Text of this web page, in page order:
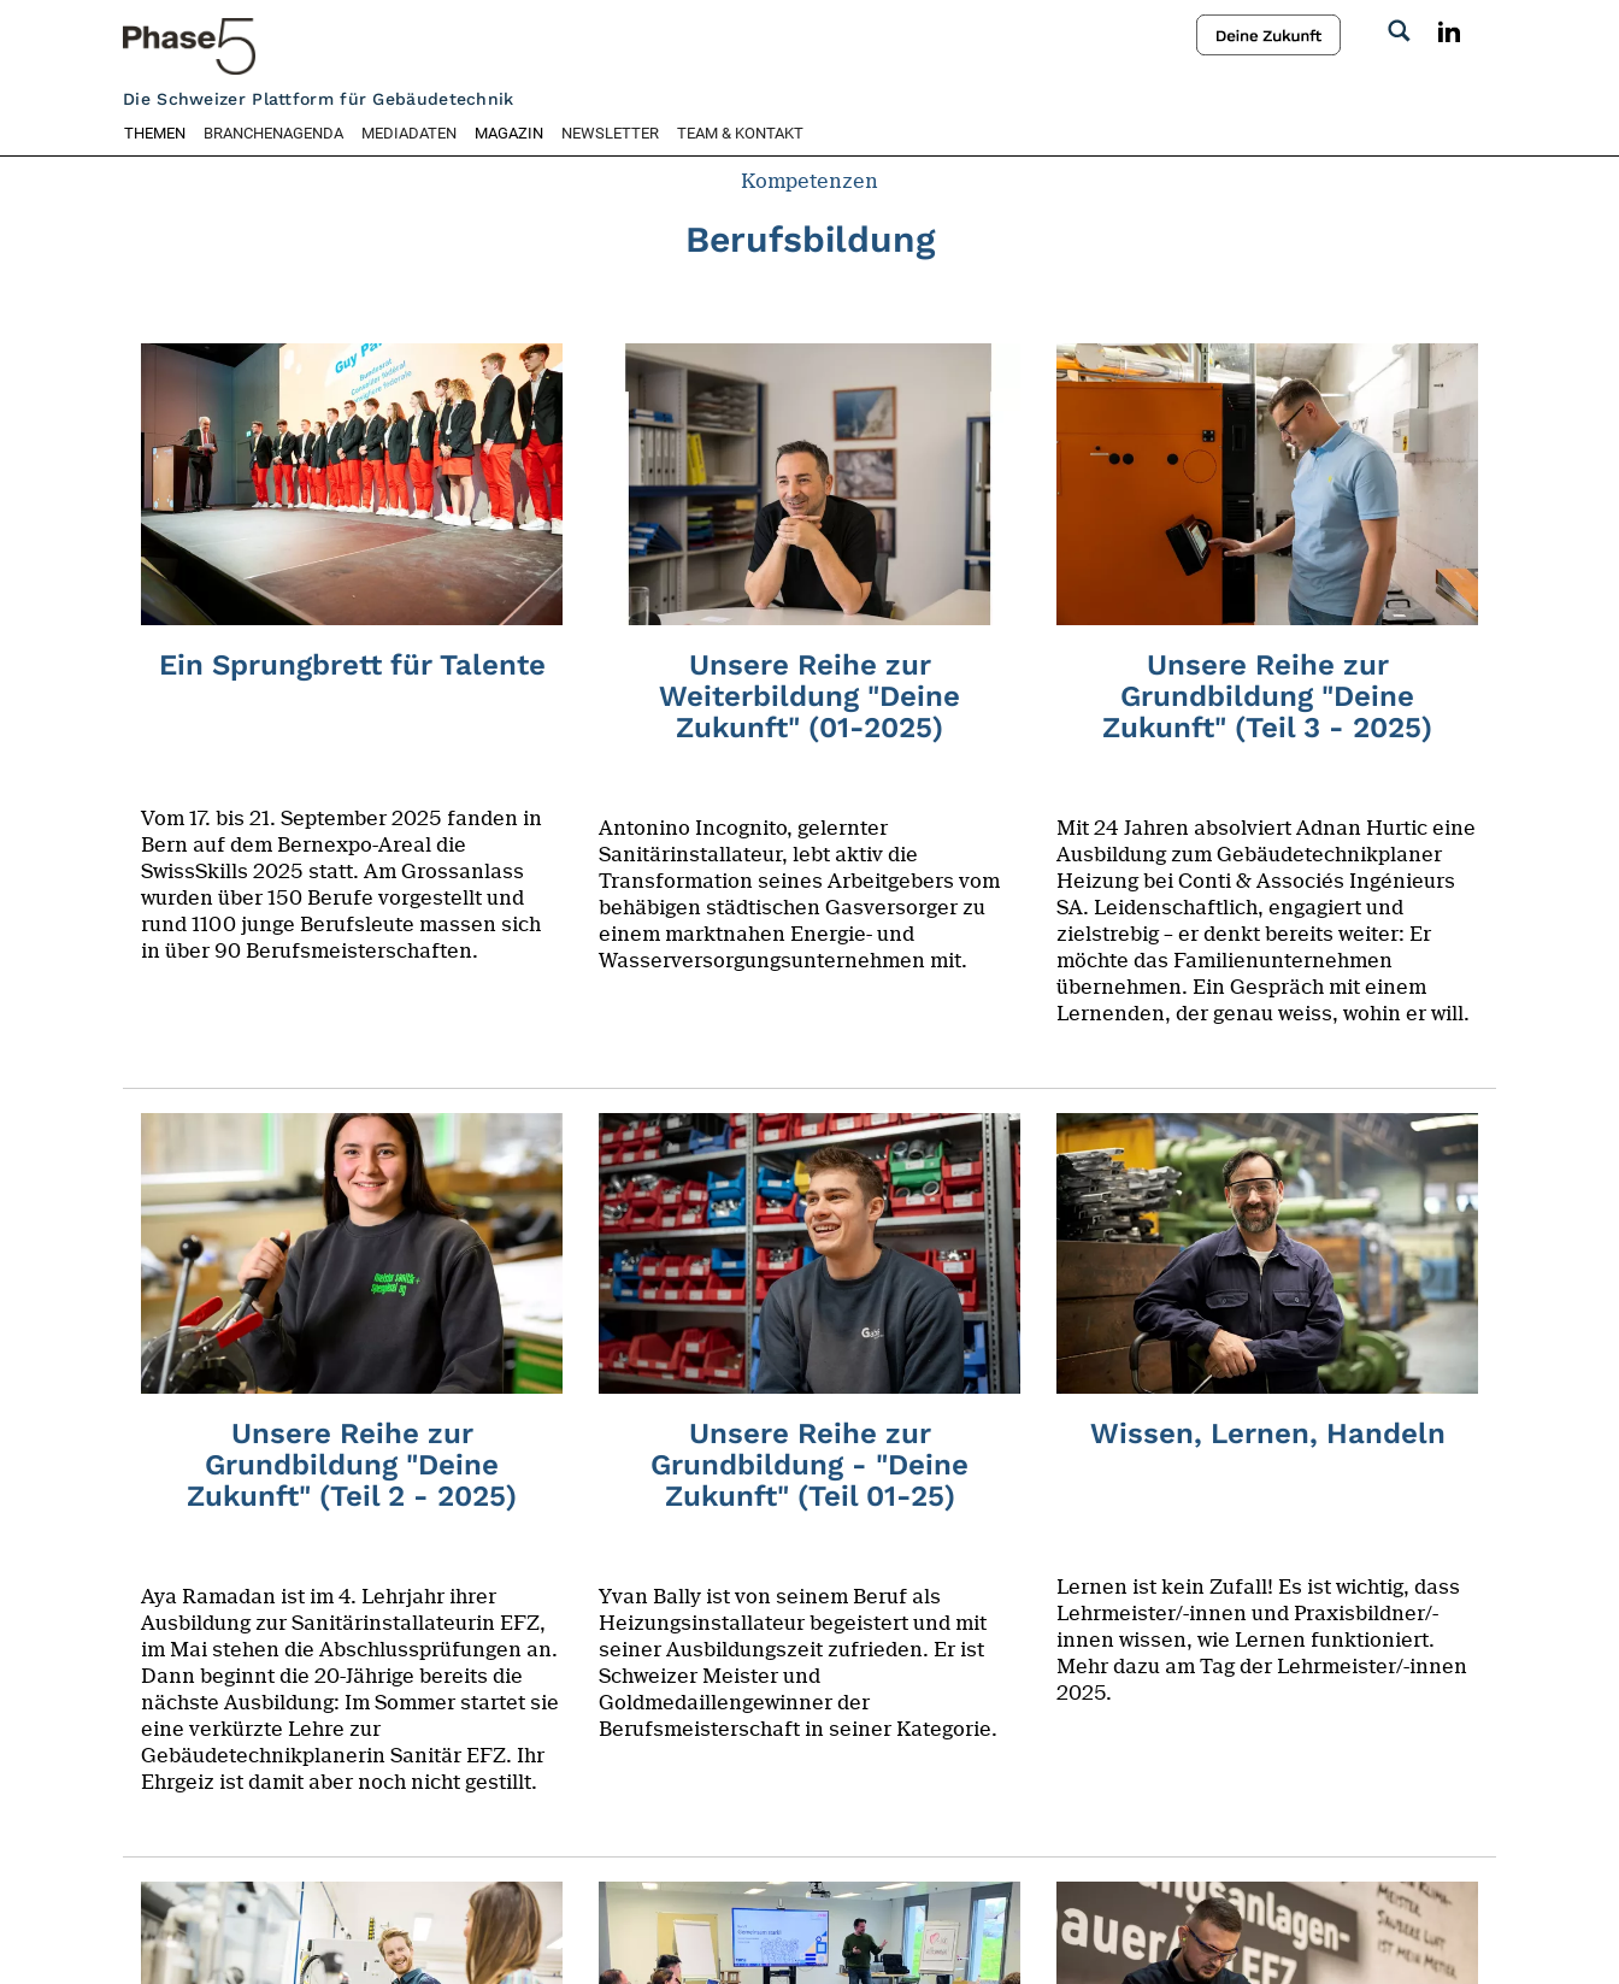
Die Schweizer Plattform für Gebäudetechnik
THEMEN BRANCHENAGENDA MEDIADATEN MAGAZIN NEWSLETTER TEAM & KONTAKT
Kompetenzen
Berufsbildung
Ein Sprungbrett für Talente
Vom 17. bis 21. September 2025 fanden in
Bern auf dem Bernexpo-Areal die
SwissSkills 2025 statt. Am Grossanlass
wurden über 150 Berufe vorgestellt und
rund 1100 junge Berufsleute massen sich
in über 90 Berufsmeisterschaften.
Unsere Reihe zur
Weiterbildung "Deine
Zukunft" (01-2025)
Antonino Incognito, gelernter
Sanitärinstallateur, lebt aktiv die
Transformation seines Arbeitgebers vom
behäbigen städtischen Gasversorger zu
einem marktnahen Energie- und
Wasserversorgungsunternehmen mit.
Unsere Reihe zur
Grundbildung "Deine
Zukunft" (Teil 3 - 2025)
Mit 24 Jahren absolviert Adnan Hurtic eine
Ausbildung zum Gebäudetechnikplaner
Heizung bei Conti & Associés Ingénieurs
SA. Leidenschaftlich, engagiert und
zielstrebig – er denkt bereits weiter: Er
möchte das Familienunternehmen
übernehmen. Ein Gespräch mit einem
Lernenden, der genau weiss, wohin er will.
Unsere Reihe zur
Grundbildung "Deine
Zukunft" (Teil 2 - 2025)
Aya Ramadan ist im 4. Lehrjahr ihrer
Ausbildung zur Sanitärinstallateurin EFZ,
im Mai stehen die Abschlussprüfungen an.
Dann beginnt die 20-Jährige bereits die
nächste Ausbildung: Im Sommer startet sie
eine verkürzte Lehre zur
Gebäudetechnikplanerin Sanitär EFZ. Ihr
Ehrgeiz ist damit aber noch nicht gestillt.
Unsere Reihe zur
Grundbildung - "Deine
Zukunft" (Teil 01-25)
Yvan Bally ist von seinem Beruf als
Heizungsinstallateur begeistert und mit
seiner Ausbildungszeit zufrieden. Er ist
Schweizer Meister und
Goldmedaillengewinner der
Berufsmeisterschaft in seiner Kategorie.
Wissen, Lernen, Handeln
Lernen ist kein Zufall! Es ist wichtig, dass
Lehrmeister/-innen und Praxisbildner/-
innen wissen, wie Lernen funktioniert.
Mehr dazu am Tag der Lehrmeister/-innen
2025.